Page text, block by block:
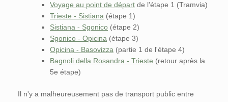
Voyage au point de départ de l'étape 1 (Tramvia)
Trieste - Sistiana (étape 1)
Sistiana - Sgonico (étape 2)
Sgonico - Opicina (étape 3)
Opicina - Basovizza (partie 1 de l'étape 4)
Bagnoli della Rosandra - Trieste (retour après la
5e étape)
Il n'y a malheureusement pas de transport public entre